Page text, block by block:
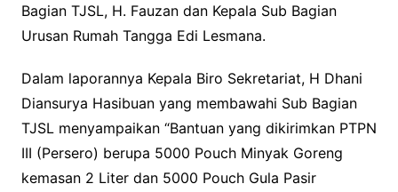
Bagian TJSL, H. Fauzan dan Kepala Sub Bagian
Urusan Rumah Tangga Edi Lesmana.
Dalam laporannya Kepala Biro Sekretariat, H Dhani
Diansurya Hasibuan yang membawahi Sub Bagian
TJSL menyampaikan “Bantuan yang dikirimkan PTPN
III (Persero) berupa 5000 Pouch Minyak Goreng
kemasan 2 Liter dan 5000 Pouch Gula Pasir